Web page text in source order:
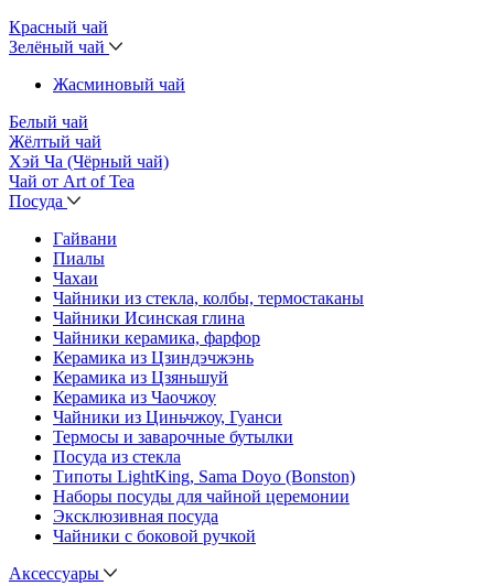
Красный чай
Зелёный чай
Жасминовый чай
Белый чай
Жёлтый чай
Хэй Ча (Чёрный чай)
Чай от Art of Tea
Посуда
Гайвани
Пиалы
Чахаи
Чайники из стекла, колбы, термостаканы
Чайники Исинская глина
Чайники керамика, фарфор
Керамика из Цзиндэчжэнь
Керамика из Цзяньшуй
Керамика из Чаочжоу
Чайники из Циньчжоу, Гуанси
Термосы и заварочные бутылки
Посуда из стекла
Типоты LightKing, Sama Doyo (Bonston)
Наборы посуды для чайной церемонии
Эксклюзивная посуда
Чайники с боковой ручкой
Аксессуары